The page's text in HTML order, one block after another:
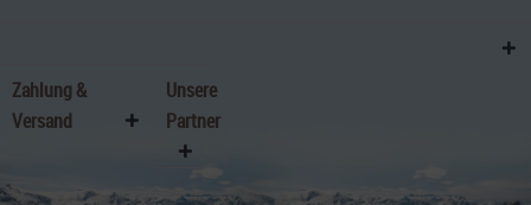
Zahlung &
Versand
Unsere
Partner